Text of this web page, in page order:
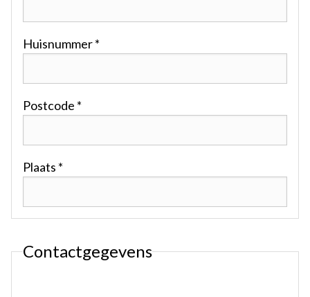
Huisnummer *
Postcode *
Plaats *
Contactgegevens